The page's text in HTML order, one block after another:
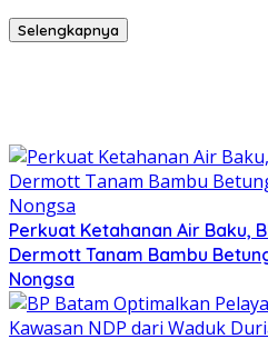
Selengkapnya
Perkuat Ketahanan Air Baku,
Dermott Tanam Bambu
Nongsa